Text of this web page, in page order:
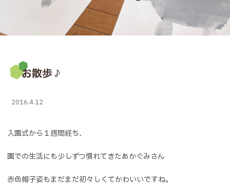
お散歩♪
2016.4.12
入園式から１週間経ち、
園での生活にも少しずつ慣れてきたあかぐみさん
赤色帽子姿もまだまだ初々しくてかわいいですね。